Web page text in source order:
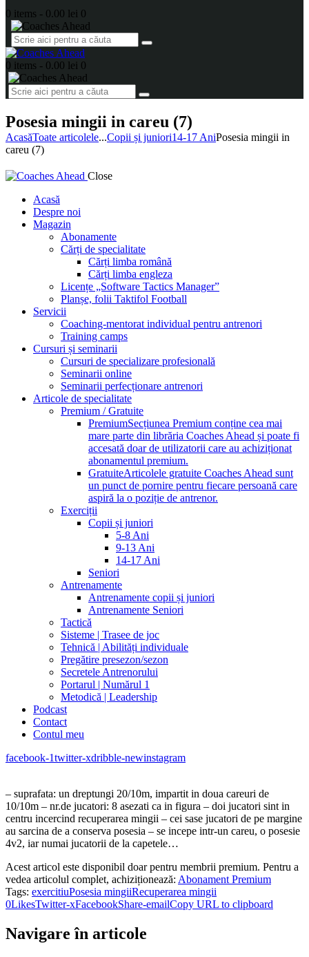
0 items - 0.00 lei 0
0 items - 0.00 lei 0
Posesia mingii in careu (7)
AcasăToate articolele...Copii și juniori14-17 AniPosesia mingii in
careu (7)
Close
Acasă
Despre noi
Magazin
Abonamente
Cărți de specialitate
Cărți limba română
Cărți limba engleza
Licențe „Software Tactics Manager”
Planșe, folii Taktifol Football
Servicii
Coaching-mentorat individual pentru antrenori
Training camps
Cursuri și seminarii
Cursuri de specializare profesională
Seminarii online
Seminarii perfecționare antrenori
Articole de specialitate
Premium / Gratuite
PremiumSecțiunea Premium conține cea mai
mare parte din librăria Coaches Ahead și poate fi
accesată doar de utilizatorii care au achiziționat
abonamentul premium.
GratuiteArticolele gratuite Coaches Ahead sunt
un punct de pornire pentru fiecare persoană care
aspiră la o poziție de antrenor.
Exerciții
Copii și juniori
5-8 Ani
9-13 Ani
14-17 Ani
Seniori
Antrenamente
Antrenamente copii și juniori
Antrenamente Seniori
Tactică
Sisteme | Trasee de joc
Tehnică | Abilități individuale
Pregătire presezon/sezon
Secretele Antrenorului
Portarul | Numărul 1
Metodică | Leadership
Podcast
Contact
Contul meu
facebook-1twitter-xdribble-newinstagram
– suprafata: un dreptungi 20/10m, impartit in doua careuri de
10/10m – nr.de jucatori: 8 asezati ca in figura – doi jucatori sint in
centru incercind recuperarea mingii – cei sase jucatori de pe margine
au sarcina de a conserva posesia – se incepe intr-un careu, o posesie
4v2, iar numai jucatorii de la capetele…
Acest articol este disponibil doar pentru membrii premium. Pentru a
vedea articolul complet, achiziționează: Abonament Premium
Tags: exercitiuPosesia mingiiRecuperarea mingii
0LikesTwitter-xFacebookShare-emailCopy URL to clipboard
Navigare în articole